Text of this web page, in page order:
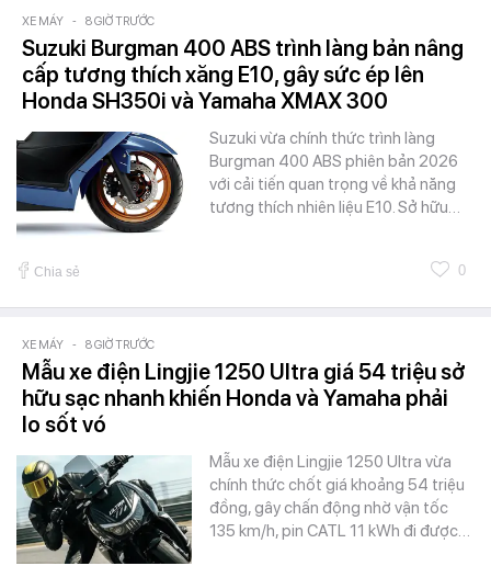
XE MÁY - 8 GIỜ TRƯỚC
Suzuki Burgman 400 ABS trình làng bản nâng
cấp tương thích xăng E10, gây sức ép lên
Honda SH350i và Yamaha XMAX 300
Suzuki vừa chính thức trình làng
Burgman 400 ABS phiên bản 2026
với cải tiến quan trọng về khả năng
tương thích nhiên liệu E10. Sở hữu…
Chia sẻ 0
XE MÁY - 8 GIỜ TRƯỚC
Mẫu xe điện Lingjie 1250 Ultra giá 54 triệu sở
hữu sạc nhanh khiến Honda và Yamaha phải
lo sốt vó
Mẫu xe điện Lingjie 1250 Ultra vừa
chính thức chốt giá khoảng 54 triệu
đồng, gây chấn động nhờ vận tốc
135 km/h, pin CATL 11 kWh đi được…